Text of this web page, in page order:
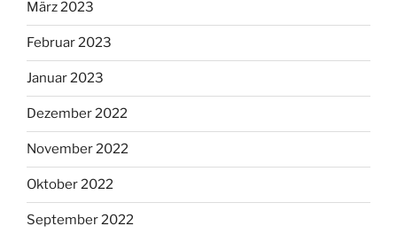
März 2023
Februar 2023
Januar 2023
Dezember 2022
November 2022
Oktober 2022
September 2022